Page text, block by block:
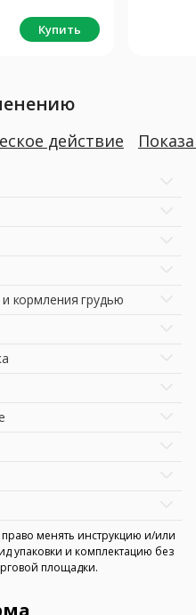
Купить
действие
кормления грудью
менять инструкцию и/или
упаковки и комплектацию без
площадки.